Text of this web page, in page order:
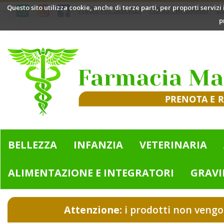
Passa
Questo sito utilizza cookie, anche di terze parti, per proporti
I NOSTRI SERVIZI I NOSTRI ORARI
Mazzini
Bologna
BELLEZZA INFANZIA VETERINARIA
ALIMENTAZIONE E INTEGRATORI
Attenzione: i prodotti non